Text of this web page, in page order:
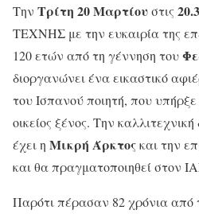
Την Τρίτη 20 Μαρτίουστις
ΤΕΧΝΗΣ με την ευκαιρία της
120 ετών από τη γέννηση του
διοργανώνει ένα εικαστικό
του Ισπανού ποιητή, που
οικείος ξένος. Την
έχει η Μικρή Άρκτοςκαι την
και θα πραγματοποιηθεί στον
Παρότι πέρασαν 82 χρόνια από